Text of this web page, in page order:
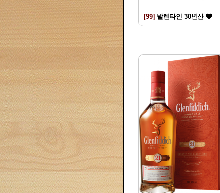
[99] 발렌타인 30년산